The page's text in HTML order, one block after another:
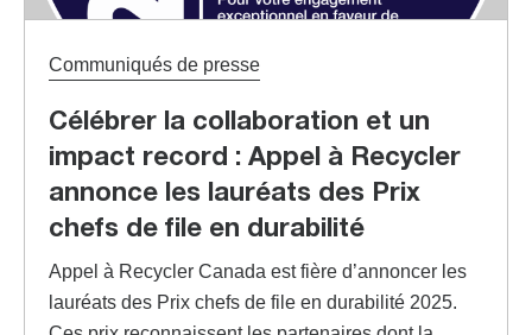
Communiqués de presse
Célébrer la collaboration et un
impact record : Appel à Recycler
annonce les lauréats des Prix
chefs de file en durabilité
Appel à Recycler Canada est fière d’annoncer les
lauréats des Prix chefs de file en durabilité 2025.